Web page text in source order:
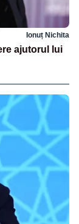
Ionuț Nichita
ajutorul lui